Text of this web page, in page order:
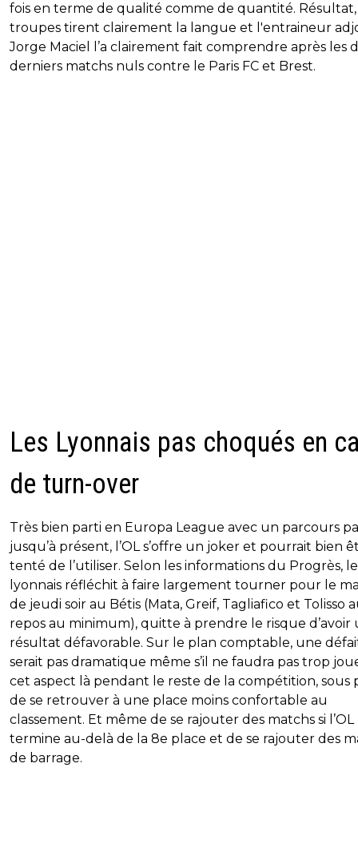
fois en terme de qualité comme de quantité. Résultat,
troupes tirent clairement la langue et l'entraineur
Jorge Maciel l’a clairement fait comprendre après les
derniers matchs nuls contre le Paris FC et Brest.
Les Lyonnais pas choqués en
de turn-over
Très bien parti en Europa League avec un parcours
jusqu’à présent, l’OL s’offre un joker et pourrait bien
tenté de l’utiliser. Selon les informations du Progrès,
lyonnais réfléchit à faire largement tourner pour le
de jeudi soir au Bétis (Mata, Greif, Tagliafico et Tolisso
repos au minimum), quitte à prendre le risque d’avoir
résultat défavorable. Sur le plan comptable, une
serait pas dramatique même s’il ne faudra pas trop
cet aspect là pendant le reste de la compétition, sous
de se retrouver à une place moins confortable au
classement. Et même de se rajouter des matchs si l’OL
termine au-delà de la 8e place et de se rajouter des
de barrage.